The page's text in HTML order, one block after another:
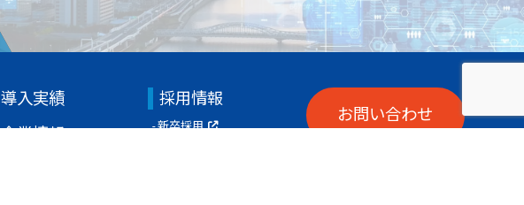
導入実績
企業情報
採用情報
新卒採用
お問い合わせ